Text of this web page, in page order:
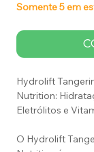
Somente 5 em
Hydrolift
Nutrition:
Eletrólitos e
O Hydrolift